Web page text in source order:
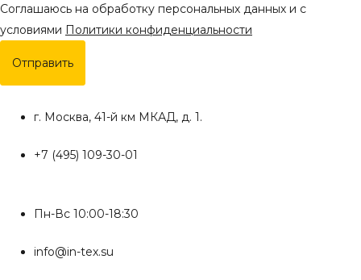
Соглашаюсь на обработку персональных данных и с
условиями Политики конфиденциальности
Отправить
г. Москва, 41-й км МКАД, д. 1.
+7 (495) 109-30-01
Пн-Вс 10:00-18:30
info@in-tex.su